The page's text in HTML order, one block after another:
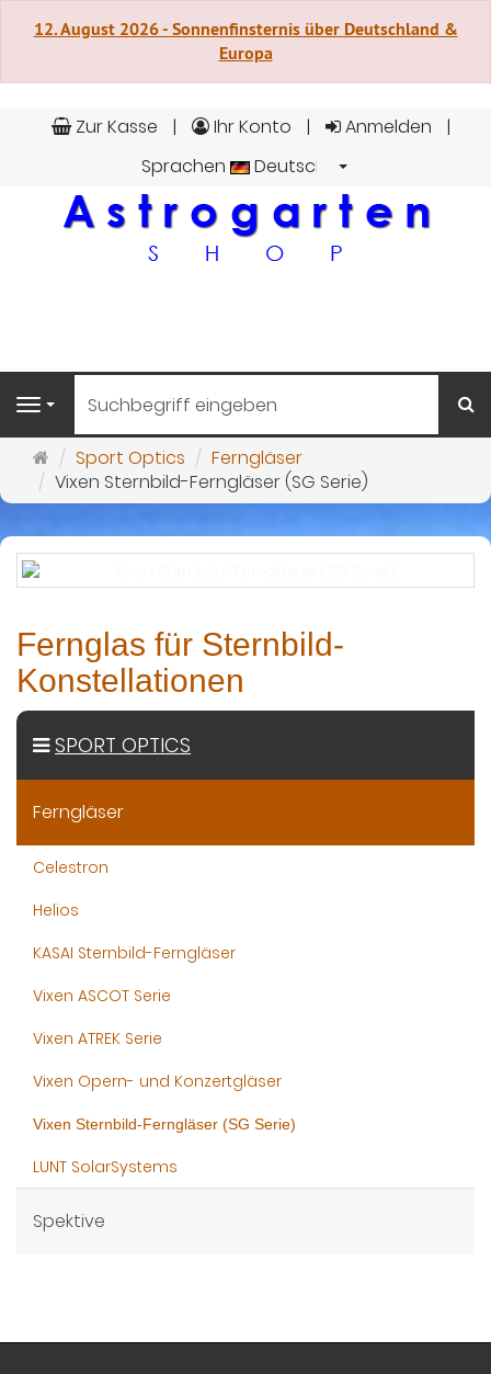
12. August 2026 - Sonnenfinsternis über Deutschland &
Europa
Zur Kasse Ihr Konto
Anmelden
Sprachen
Deutsch
Navigation
Startseite
Sport Optics
Ferngläser
Vixen Sternbild-Ferngläser (SG Serie)
Fernglas für Sternbild-
Konstellationen
SPORT OPTICS
Ferngläser
Celestron
Helios
KASAI Sternbild-Ferngläser
Vixen ASCOT Serie
Vixen ATREK Serie
Vixen Opern- und Konzertgläser
Vixen Sternbild-Ferngläser (SG Serie)
LUNT SolarSystems
Spektive